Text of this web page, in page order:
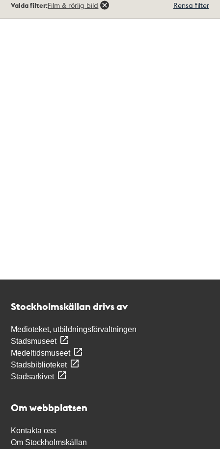
träffar
Valda filter:Film & rörlig bild Rensa filter
Stockholmskällan drivs av
Medioteket, utbildningsförvaltningen
Stadsmuseet
Medeltidsmuseet
Stadsbiblioteket
Stadsarkivet
Om webbplatsen
Kontakta oss
Om Stockholmskällan